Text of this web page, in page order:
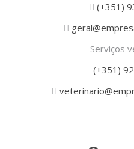
(+351)
Serviços
(+351)